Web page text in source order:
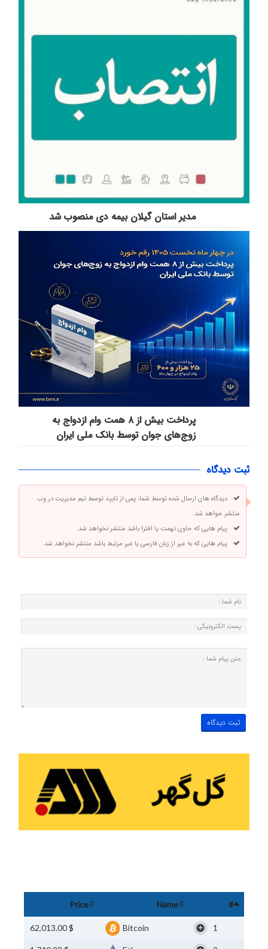
مدیر استان گیلان بیمه دی منصوب شد
پرداخت بیش از ۸ همت وام ازدواج به
زوج‌های جوان توسط بانک ملی ایران
ثبت دیدگاه
دیدگاه های ارسال شده توسط شما، پس از تایید توسط تیم مدیریت در وب
منتشر خواهد شد.
پیام هایی که حاوی تهمت یا افترا باشد منتشر نخواهد شد.
پیام هایی که به غیر از زبان فارسی یا غیر مرتبط باشد منتشر نخواهد شد.
#
Name
Price
1
Bitcoin
$ 62,013.00